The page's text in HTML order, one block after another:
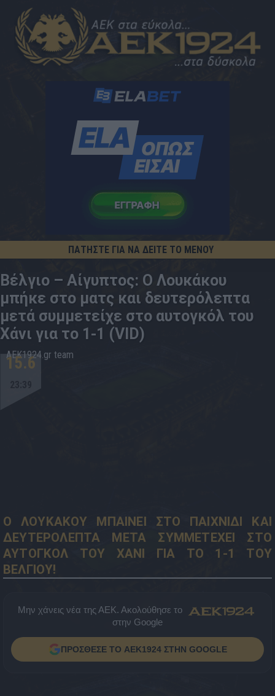
ΠΑΤΗΣΤΕ ΓΙΑ ΝΑ ΔΕΙΤΕ ΤΟ ΜΕΝΟΥ
15.6
Bέλγιο – Αίγυπτος: Ο Λουκάκου
μπήκε στο ματς και δευτερόλεπτα
μετά συμμετείχε στο αυτογκόλ του
Χάνι για το 1-1 (VID)
AEK1924.gr team
Ο ΛΟΥΚΑΚΟΥ ΜΠΑΙΝΕΙ ΣΤΟ ΠΑΙΧΝΙΔΙ ΚΑΙ
ΔΕΥΤΕΡΟΛΕΠΤΑ ΜΕΤΑ ΣΥΜΜΕΤΕΧΕΙ ΣΤΟ
ΑΥΤΟΓΚΟΛ ΤΟΥ ΧΑΝΙ ΓΙΑ ΤΟ 1-1 ΤΟΥ
ΒΕΛΓΙΟΥ!
Μην χάνεις νέα της ΑΕΚ. Ακολούθησε το
στην Google
ΠΡΟΣΘΕΣΕ ΤΟ AEK1924 ΣΤΗΝ GOOGLE